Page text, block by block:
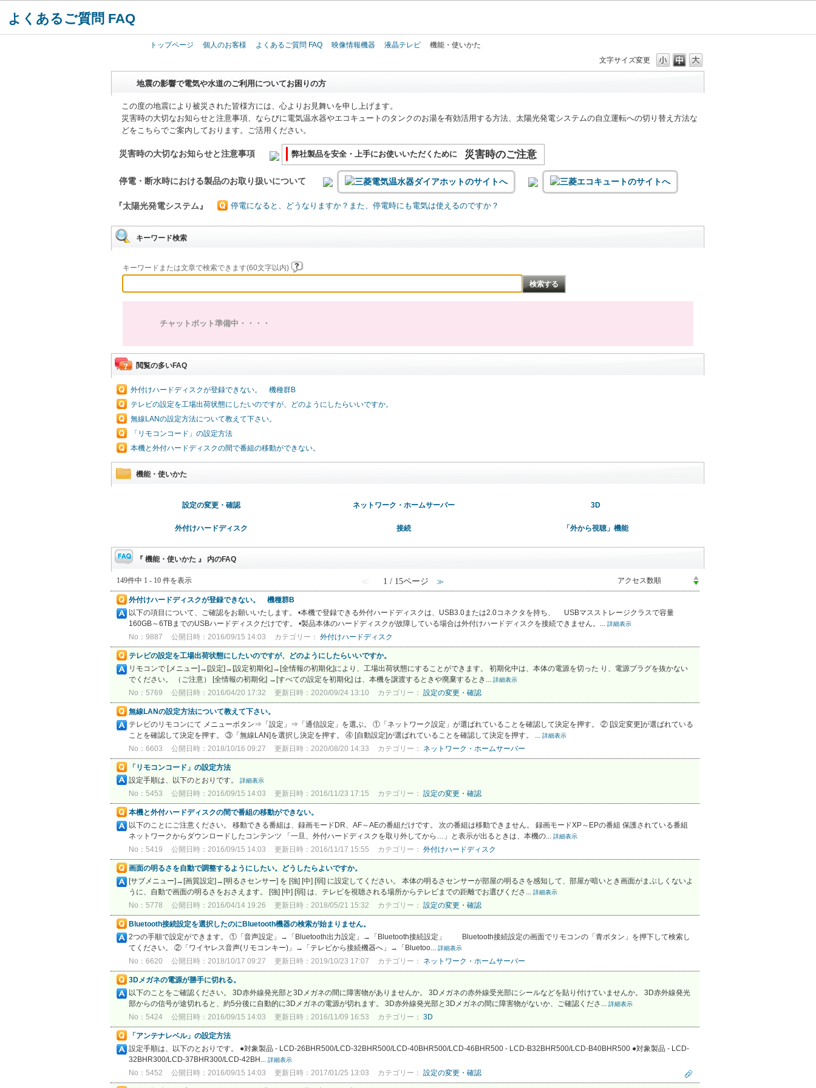
よくあるご質問 FAQ
トップページ 個人のお客様 よくあるご質問 FAQ 映像情報機器 液晶テレビ
機能・使いかた
文字サイズ変更
地震の影響で電気や水道のご利用についてお困りの方
この度の地震により被災された皆様方には、心よりお見舞いを申し上げます。
災害時の大切なお知らせと注意事項、ならびに電気温水器やエコキュートのタンクのお湯を有効活用する方法、太陽光発電システムの自立運転への切り替え方法な
どをこちらでご案内しております。ご活用ください。
災害時の大切なお知らせと注意事項 弊社製品を安全・上手にお使いいただくために 災害時のご注意
停電・断水時における製品のお取り扱いについて
『太陽光発電システム』 停電になると、どうなりますか？また、停電時にも電気は使えるのですか？
キーワード検索
キーワードまたは文章で検索できます(60文字以内)
チャットボット準備中・・・・
閲覧の多いFAQ
外付けハードディスクが登録できない。 機種群B
テレビの設定を工場出荷状態にしたいのですが、どのようにしたらいいですか。
無線LANの設定方法について教えて下さい。
「リモコンコード」の設定方法
本機と外付ハードディスクの間で番組の移動ができない。
機能・使いかた
設定の変更・確認 ネットワーク・ホームサーバー 3D
外付けハードディスク 接続 「外から視聴」機能
『 機能・使いかた 』 内のFAQ
149件中 1 - 10 件を表示 ≪ 1 / 15ページ ≫
外付けハードディスクが登録できない。 機種群B
以下の項目について、ご確認をお願いいたします。 •本機で登録できる外付ハードディスクは、USB3.0または2.0コネクタを持ち、 USBマスストレージクラスで容量
160GB～6TBまでのUSBハードディスクだけです。 •製品本体のハードディスクが故障している場合は外付けハードディスクを接続できません。... 詳細表示
No：9887 公開日時：2016/09/15 14:03 カテゴリー： 外付けハードディスク
テレビの設定を工場出荷状態にしたいのですが、どのようにしたらいいですか。
リモコンで [メニュー]→[設定]→[設定初期化]→[全情報の初期化]により、工場出荷状態にすることができます。 初期化中は、本体の電源を切った り、電源プラグを抜かない
でください。 （ご注意） [全情報の初期化] →[すべての設定を初期化] は、本機を譲渡するときや廃棄するとき... 詳細表示
No：5769 公開日時：2016/04/20 17:32 更新日時：2020/09/24 13:10 カテゴリー： 設定の変更・確認
無線LANの設定方法について教えて下さい。
テレビのリモコンにて メニューボタン⇒「設定」⇒「通信設定」を選ぶ。 ①「ネットワーク設定」が選ばれていることを確認して決定を押す。 ② [設定変更]が選ばれている
ことを確認して決定を押す。 ③「無線LAN]を選択し決定を押す。 ④ [自動設定]が選ばれていることを確認して決定を押す。 ... 詳細表示
No：6603 公開日時：2018/10/16 09:27 更新日時：2020/08/20 14:33 カテゴリー： ネットワーク・ホームサーバー
「リモコンコード」の設定方法
設定手順は、以下のとおりです。
詳細表示
No：5453 公開日時：2016/09/15 14:03 更新日時：2016/11/23 17:15 カテゴリー： 設定の変更・確認
本機と外付ハードディスクの間で番組の移動ができない。
以下のことにご注意ください。 移動できる番組は、録画モードDR、AF～AEの番組だけです。 次の番組は移動できません。 録画モードXP～EPの番組 保護されている番組
ネットワークからダウンロードしたコンテンツ 「一旦、外付ハードディスクを取り外してから…」と表示が出るときは、本機の... 詳細表示
No：5419 公開日時：2016/09/15 14:03 更新日時：2016/11/17 15:55 カテゴリー： 外付けハードディスク
画面の明るさを自動で調整するようにしたい。どうしたらよいですか。
[サブメニュー]→[画質設定]→[明るさセンサー] を [強] [中] [弱] に設定してください。 本体の明るさセンサーが部屋の明るさを感知して、部屋が暗いとき画面がまぶしくないよ
うに、自動で画面の明るさをおさえます。 [強] [中] [弱] は、テレビを視聴される場所からテレビまでの距離でお選びくださ... 詳細表示
No：5778 公開日時：2016/04/14 19:26 更新日時：2018/05/21 15:32 カテゴリー： 設定の変更・確認
Bluetooth接続設定を選択したのにBluetooth機器の検索が始まりません。
2つの手順で設定ができます。 ①「音声設定」→「Bluetooth出力設定」→「Bluetooth接続設定」 Bluetooth接続設定の画面でリモコンの「青ボタン」を押下して検索し
てください。 ②「ワイヤレス音声(リモコンキー)」→「テレビから接続機器へ」→「Bluetoo... 詳細表示
No：6620 公開日時：2018/10/17 09:27 更新日時：2019/10/23 17:07 カテゴリー： ネットワーク・ホームサーバー
3Dメガネの電源が勝手に切れる。
以下のことをご確認ください。 3D赤外線発光部と3Dメガネの間に障害物がありませんか。 3Dメガネの赤外線受光部にシールなどを貼り付けていませんか。 3D赤外線発光
部からの信号が途切れると、約5分後に自動的に3Dメガネの電源が切れます。 3D赤外線発光部と3Dメガネの間に障害物がないか、ご確認くださ... 詳細表示
No：5424 公開日時：2016/09/15 14:03 更新日時：2016/11/09 16:53 カテゴリー： 3D
「アンテナレベル」の設定方法
設定手順は、以下のとおりです。 ●対象製品 - LCD-26BHR500/LCD-32BHR500/LCD-40BHR500/LCD-46BHR500 - LCD-B32BHR500/LCD-B40BHR500 ●対象製品 - LCD-
32BHR300/LCD-37BHR300/LCD-42BH... 詳細表示
No：5452 公開日時：2016/09/15 14:03 更新日時：2017/01/25 13:03 カテゴリー： 設定の変更・確認